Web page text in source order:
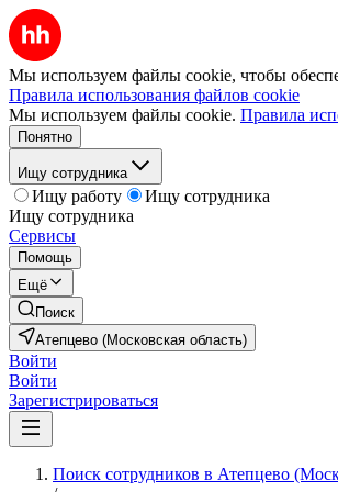
Мы используем файлы cookie, чтобы
Правила использования файлов cookie
Мы используем файлы cookie. Правила
Понятно
Ищу сотрудника
Ищу работу
Ищу сотрудника
Ищу сотрудника
Сервисы
Помощь
Ещё
Поиск
Атепцево (Московская область)
Войти
Войти
Зарегистрироваться
Поиск сотрудников в Атепцево